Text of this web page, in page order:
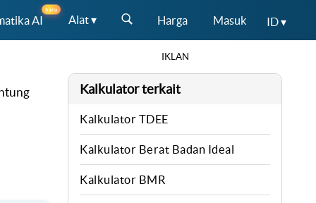
AI
baru
Alat ▾ Harga Masuk ID ▾
IKLAN
Kalkulator terkait
Kalkulator TDEE
Kalkulator Berat Badan Ideal
Kalkulator BMR